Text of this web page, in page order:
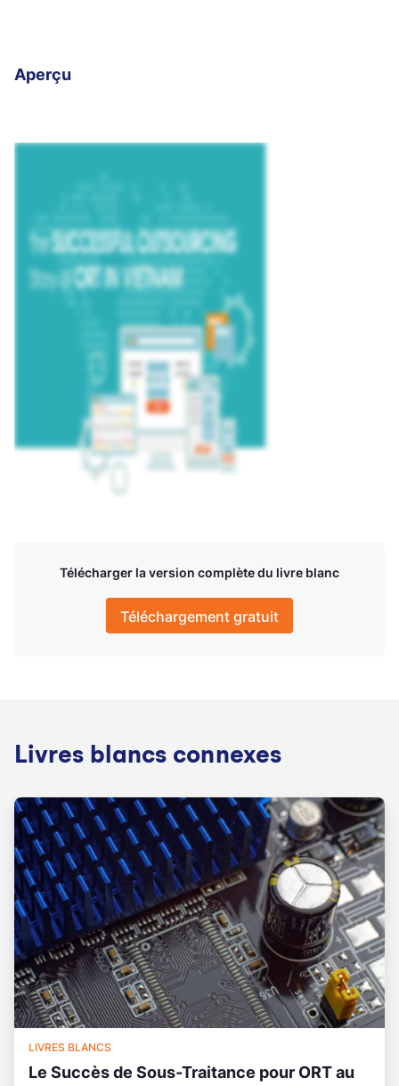
Aperçu
Télécharger la version complète du livre blanc
Téléchargement gratuit
Livres blancs connexes
LIVRES BLANCS
Le Succès de Sous-Traitance pour ORT au